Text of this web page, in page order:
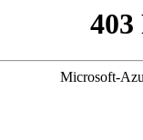
Microsoft-